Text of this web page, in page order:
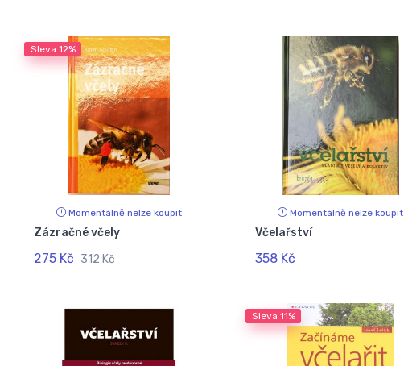
Sleva 12%
Momentálně nelze koupit
Zázračné včely
275 Kč 312 Kč
Momentálně nelze koupit
Včelařství
358 Kč
Sleva 11%